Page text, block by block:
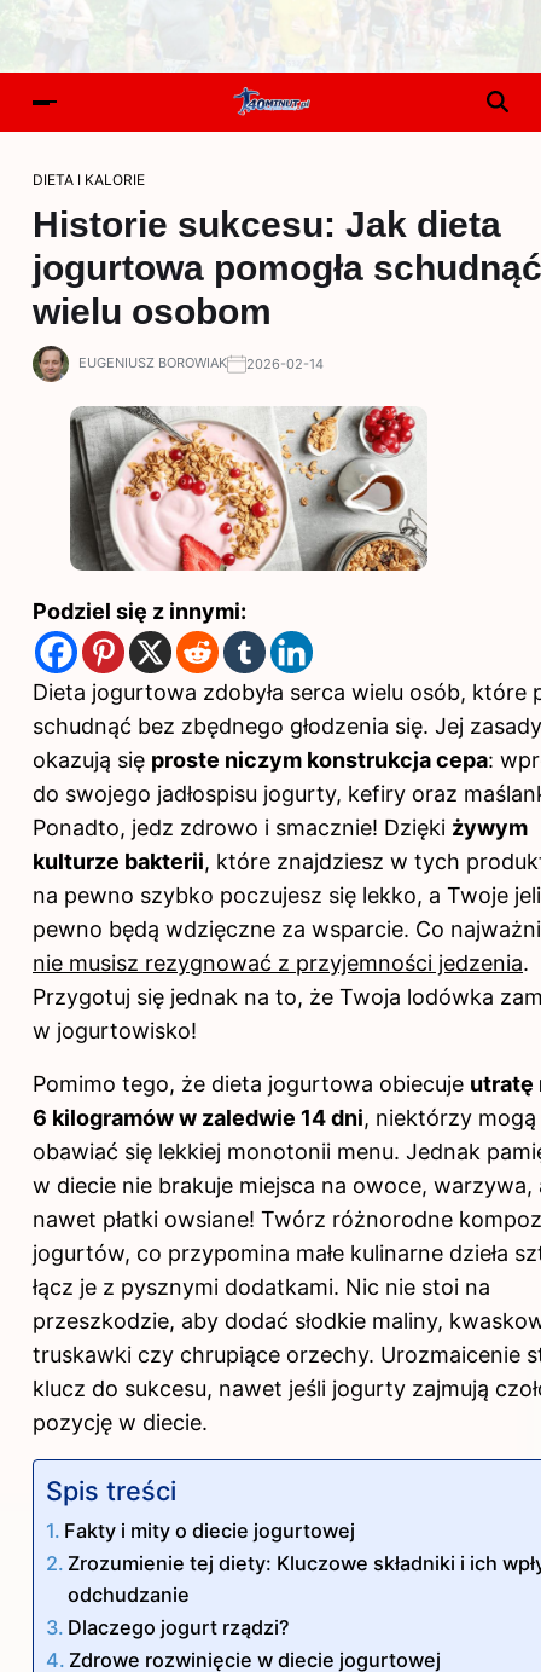
DIETA I KALORIE
Historie sukcesu: Jak dieta
jogurtowa pomogła schudnąć
wielu osobom
EUGENIUSZ BOROWIAK 2026-02-14
Podziel się z innymi:
Dieta jogurtowa zdobyła serca wielu osób, które
schudnąć bez zbędnego głodzenia się. Jej zasady
okazują się proste niczym konstrukcja cepa:
do swojego jadłospisu jogurty, kefiry oraz
Ponadto, jedz zdrowo i smacznie! Dzięki żywym
kulturze bakterii, które znajdziesz w tych
na pewno szybko poczujesz się lekko, a Twoje
pewno będą wdzięczne za wsparcie. Co
nie musisz rezygnować z przyjemności jedzenia.
Przygotuj się jednak na to, że Twoja lodówka
w jogurtowisko!
Pomimo tego, że dieta jogurtowa obiecuje utratę
6 kilogramów w zaledwie 14 dni, niektórzy mogą
obawiać się lekkiej monotonii menu. Jednak
w diecie nie brakuje miejsca na owoce, warzywa,
nawet płatki owsiane! Twórz różnorodne
jogurtów, co przypomina małe kulinarne dzieła
łącz je z pysznymi dodatkami. Nic nie stoi na
przeszkodzie, aby dodać słodkie maliny,
truskawki czy chrupiące orzechy. Urozmaicenie
klucz do sukcesu, nawet jeśli jogurty zajmują
pozycję w diecie.
Spis treści
Fakty i mity o diecie jogurtowej
Zrozumienie tej diety: Kluczowe składniki i ich
odchudzanie
Dlaczego jogurt rządzi?
Zdrowe rozwinięcie w diecie jogurtowej